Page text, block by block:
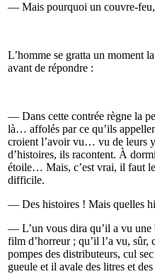
— Mais pourquoi un couvre-feu,
L’homme se gratta un moment
avant de répondre :
— Dans cette contrée règne la
là… affolés par ce qu’ils
croient l’avoir vu… vu de leurs
d’histoires, ils racontent. À
étoile… Mais, c’est vrai, il faut
difficile.
— Des histoires ! Mais quelles
— L’un vous dira qu’il a vu une
film d’horreur ; qu’il l’a vu, sûr,
pompes des distributeurs, cul
gueule et il avale des litres et